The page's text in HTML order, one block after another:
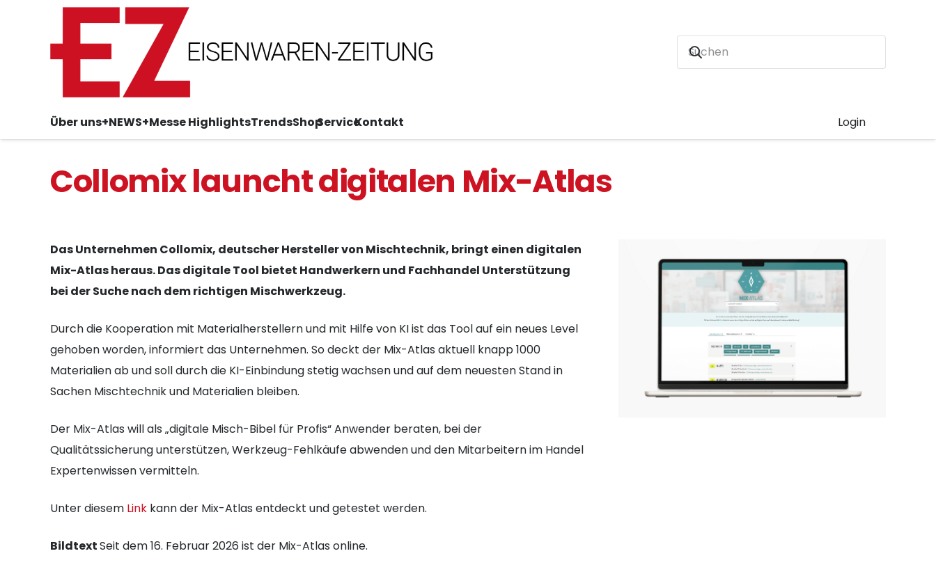
Über uns+NEWS+Messe HighlightsTrendsShopServiceKontakt Login
Collomix launcht digitalen Mix-Atlas
Das Unternehmen Collomix, deutscher Hersteller von Mischtechnik, bringt einen digitalen
Mix-Atlas heraus. Das digitale Tool bietet Handwerkern und Fachhandel Unterstützung
bei der Suche nach dem richtigen Mischwerkzeug.
Durch die Kooperation mit Materialherstellern und mit Hilfe von KI ist das Tool auf ein neues Level
gehoben worden, informiert das Unternehmen. So deckt der Mix-Atlas aktuell knapp 1000
Materialien ab und soll durch die KI-Einbindung stetig wachsen und auf dem neuesten Stand in
Sachen Mischtechnik und Materialien bleiben.
Der Mix-Atlas will als „digitale Misch-Bibel für Profis“ Anwender beraten, bei der
Qualitätssicherung unterstützen, Werkzeug-Fehlkäufe abwenden und den Mitarbeitern im Handel
Expertenwissen vermitteln.
Unter diesem Link kann der Mix-Atlas entdeckt und getestet werden.
BildtextSeit dem 16. Februar 2026 ist der Mix-Atlas online.